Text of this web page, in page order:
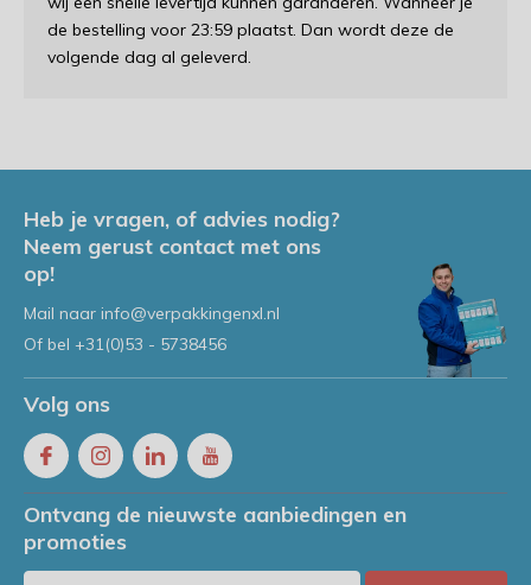
de bestelling voor 23:59 plaatst. Dan wordt deze de
volgende dag al geleverd.
Heb je vragen, of advies nodig?
Neem gerust contact met ons
op!
Mail naar info@verpakkingenxl.nl
Of bel +31(0)53 - 5738456
Volg ons
Ontvang de nieuwste aanbiedingen en
promoties